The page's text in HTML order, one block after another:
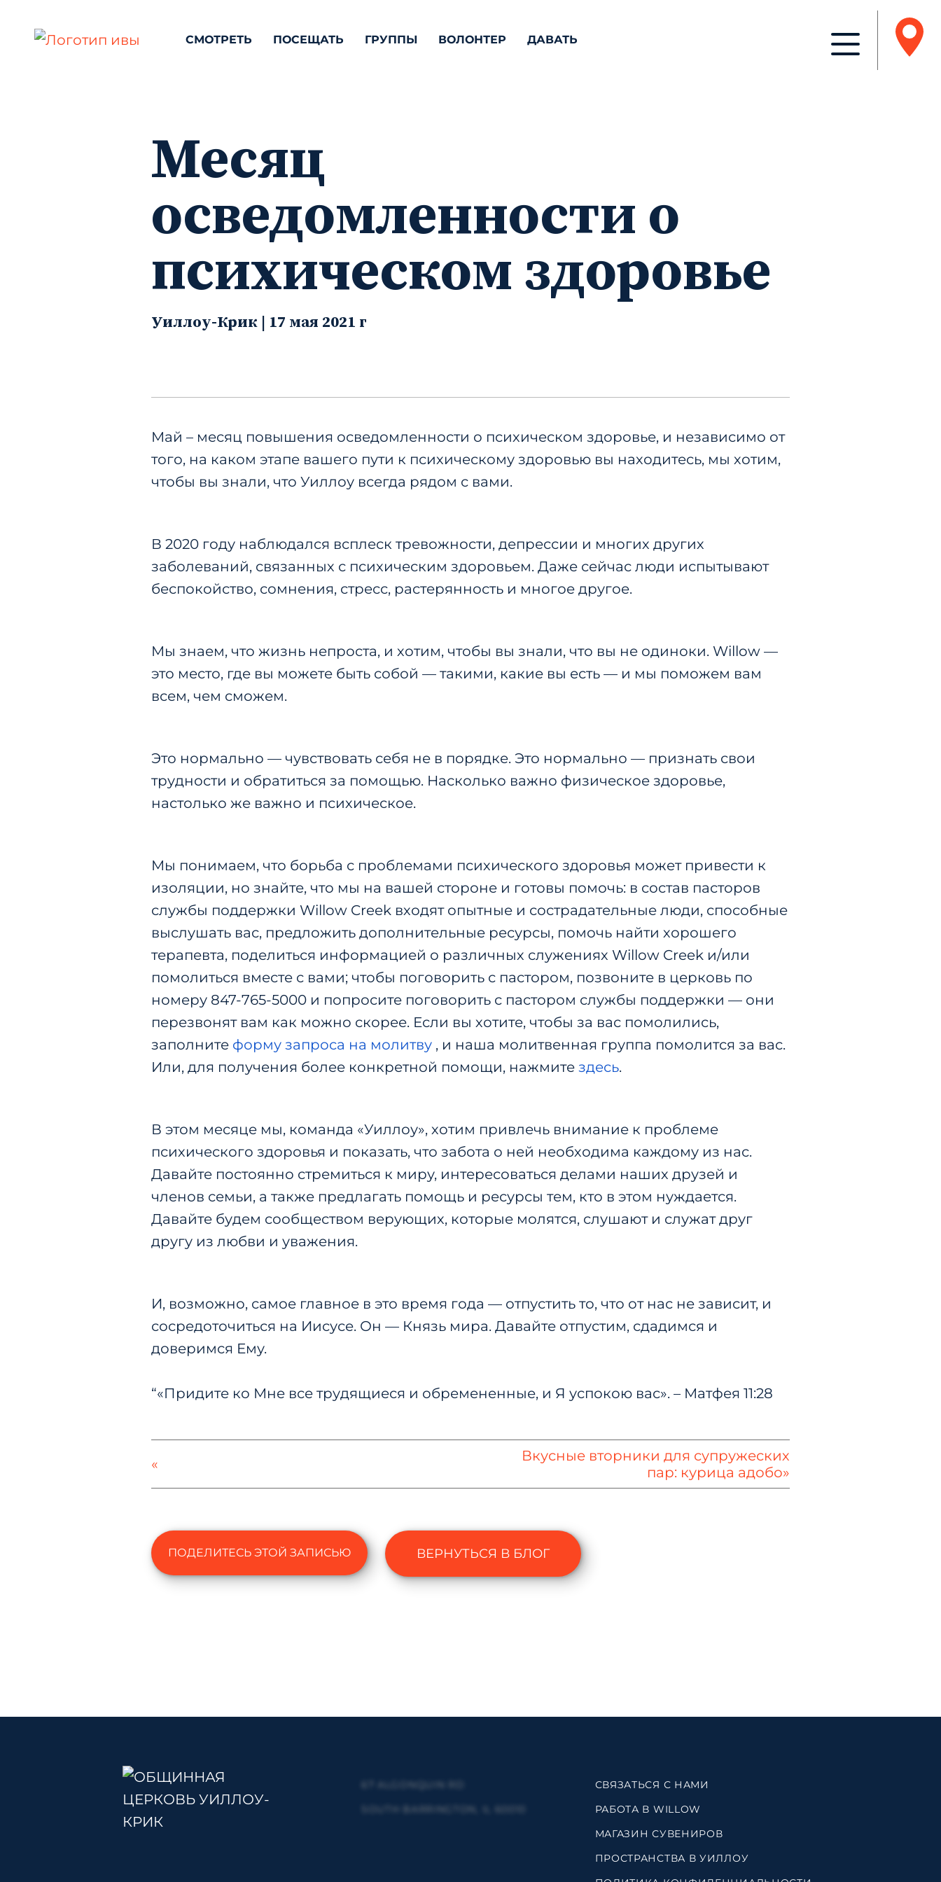
СМОТРЕТЬ ПОСЕЩАТЬ ГРУППЫ ВОЛОНТЕР ДАВАТЬ
Месяц
осведомленности о
психическом здоровье
Уиллоу-Крик | 17 мая 2021 г
Май – месяц повышения осведомленности о психическом здоровье, и независимо от
того, на каком этапе вашего пути к психическому здоровью вы находитесь, мы хотим,
чтобы вы знали, что Уиллоу всегда рядом с вами.
В 2020 году наблюдался всплеск тревожности, депрессии и многих других
заболеваний, связанных с психическим здоровьем. Даже сейчас люди испытывают
беспокойство, сомнения, стресс, растерянность и многое другое.
Мы знаем, что жизнь непроста, и хотим, чтобы вы знали, что вы не одиноки. Willow —
это место, где вы можете быть собой — такими, какие вы есть — и мы поможем вам
всем, чем сможем.
Это нормально — чувствовать себя не в порядке. Это нормально — признать свои
трудности и обратиться за помощью. Насколько важно физическое здоровье,
настолькоже важно и психическое.
Мы понимаем, что борьба с проблемами психического здоровья может привести к
изоляции, но знайте, что мы на вашей стороне и готовы помочь: в состав пасторов
службы поддержки Willow Creek входят опытные и сострадательные люди, способные
выслушать вас, предложить дополнительные ресурсы, помочь найти хорошего
терапевта, поделиться информацией о различных служениях Willow Creek и/или
помолиться вместе с вами; чтобы поговорить с пастором, позвоните в церковь по
номеру 847-765-5000 и попросите поговорить с пастором службы поддержки — они
перезвонят вам как можно скорее. Если вы хотите, чтобы за вас помолились,
заполните форму запроса на молитву , и наша молитвенная группа помолится за вас.
Или, для получения более конкретной помощи, нажмитездесь.
В этом месяце мы, команда «Уиллоу», хотим привлечь внимание к проблеме
психического здоровья и показать, что забота о ней необходима каждому из нас.
Давайте постоянно стремиться к миру, интересоваться делами наших друзей и
членов семьи, а также предлагать помощь и ресурсы тем, кто в этом нуждается.
Давайте будем сообществом верующих, которые молятся, слушают и служат друг
другу из любви и уважения.
И, возможно, самое главное в это время года — отпустить то, что от нас не зависит, и
сосредоточиться на Иисусе. Он — Князь мира. Давайте отпустим, сдадимся и
доверимся Ему.
“«Придите ко Мне все трудящиеся и обремененные, и Я успокою вас». – Матфея 11:28
«
Вкусные вторники для супружеских
пар: курица адобо»
ПОДЕЛИТЕСЬ ЭТОЙ ЗАПИСЬЮ ВЕРНУТЬСЯ В БЛОГ
СВЯЗАТЬСЯ С НАМИ
РАБОТА В WILLOW
МАГАЗИН СУВЕНИРОВ
ПРОСТРАНСТВА В УИЛЛОУ